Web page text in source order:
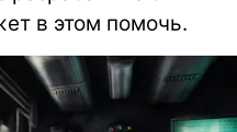
в этом помочь.